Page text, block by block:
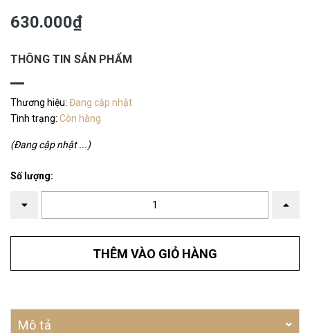
630.000₫
THÔNG TIN SẢN PHẨM
Thương hiệu: Đang cập nhật
Tình trạng: Còn hàng
(Đang cập nhật ...)
Số lượng:
THÊM VÀO GIỎ HÀNG
Mô tả